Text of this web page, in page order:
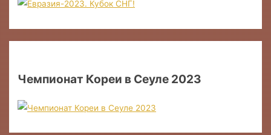
Чемпионат Кореи в Сеуле 2023